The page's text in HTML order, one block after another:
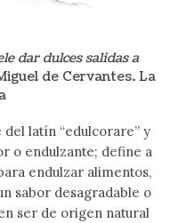
dar dulces salidas a
de Cervantes. La
latín “edulcorare” y
o endulzante; define a
endulzar alimentos,
sabor desagradable o
ser de origen natural